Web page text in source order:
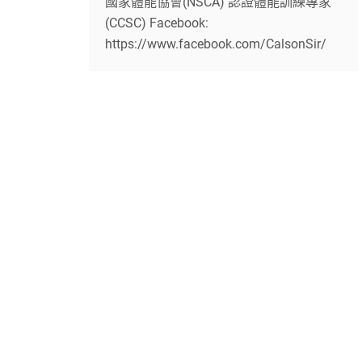
(CCSC) Facebook:
https://www.facebook.com/CalsonSir/